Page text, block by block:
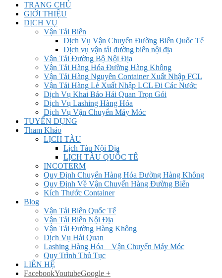
TRANG CHỦ
GIỚI THIỆU
DỊCH VỤ
Vận Tải Biển
Dịch Vụ Vận Chuyển Đường Biển Quốc Tế
Dịch vụ vận tải đường biển nội địa
Vận Tải Đường Bộ Nội Địa
Vận Tải Hàng Hóa Đường Hàng Không
Vận Tải Hàng Nguyên Container Xuất Nhập FCL
Vận Tải Hàng Lẻ Xuất Nhập LCL Đi Các Nước
Dịch Vụ Khai Báo Hải Quan Trọn Gói
Dịch Vụ Lashing Hàng Hóa
Dịch Vụ Vận Chuyển Máy Móc
TUYỂN DỤNG
Tham Khảo
LỊCH TÀU
Lịch Tàu Nội Địa
LỊCH TÀU QUỐC TẾ
INCOTERM
Quy Định Chuyển Hàng Hóa Đường Hàng Không
Quy Định Về Vận Chuyển Hàng Đường Biển
Kích Thước Container
Blog
Vận Tải Biển Quốc Tế
Vận Tải Biển Nội Địa
Vận Tải Đường Hàng Không
Dịch Vụ Hải Quan
Lashing Hàng Hóa _ Vận Chuyển Máy Móc
Quy Trình Thủ Tục
LIÊN HỆ
FacebookYoutubeGoogle +